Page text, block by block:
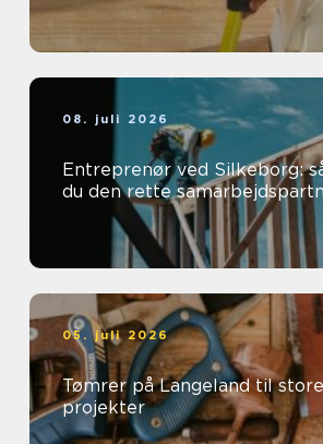
08. juli 2026
Entreprenør ved Silkeborg:
du den rette
05. juli 2026
Tømrer på Langeland til
projekter